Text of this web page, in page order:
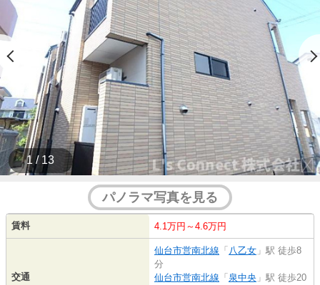
1 / 13
パノラマ写真を見る
賃料 4.1万円～4.6万円
交通
仙台市営南北線 「 八乙女 」駅 徒歩8
分
仙台市営南北線 「 泉中央 」駅 徒歩20